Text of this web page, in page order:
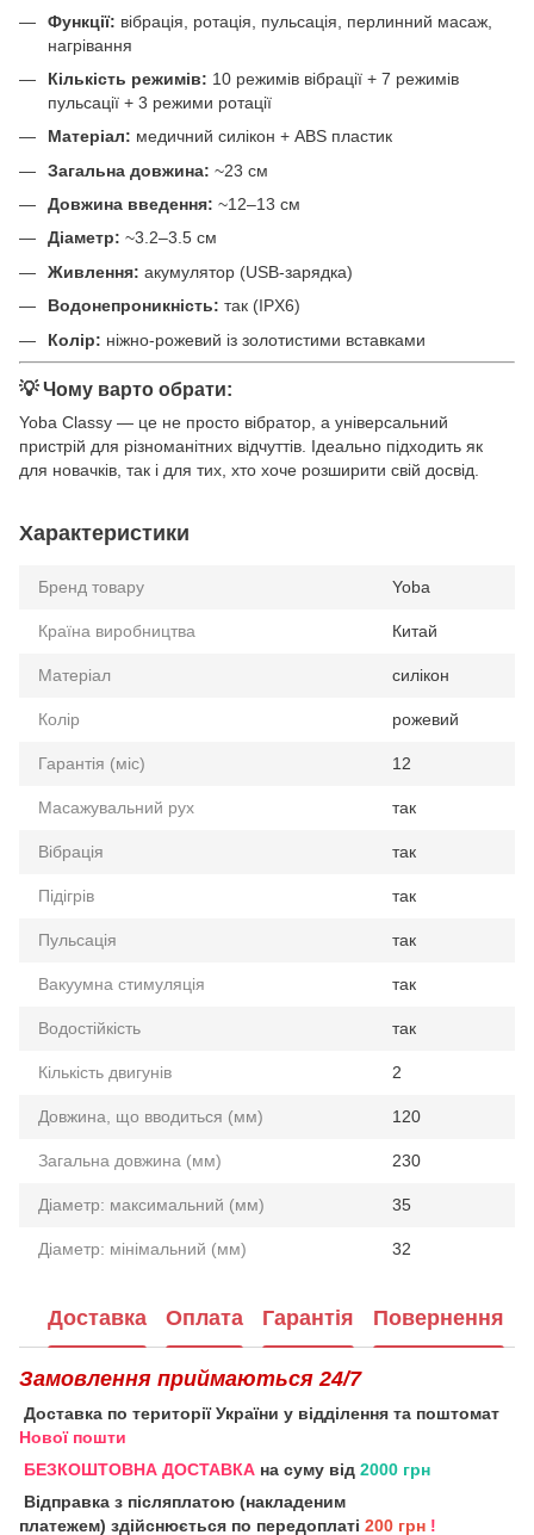
Функції: вібрація, ротація, пульсація, перлинний масаж,
нагрівання
Кількість режимів: 10 режимів вібрації + 7 режимів
пульсації + 3 режими ротації
Матеріал: медичний силікон + ABS пластик
Загальна довжина: ~23 см
Довжина введення: ~12–13 см
Діаметр: ~3.2–3.5 см
Живлення: акумулятор (USB-зарядка)
Водонепроникність: так (IPX6)
Колір: ніжно-рожевий із золотистими вставками
💡 Чому варто обрати:
Yoba Classy — це не просто вібратор, а універсальний
пристрій для різноманітних відчуттів. Ідеально підходить як
для новачків, так і для тих, хто хоче розширити свій досвід.
Характеристики
Бренд товару Yoba
Країна виробництва Китай
Матеріал силікон
Колір рожевий
Гарантія (міс) 12
Масажувальний рух так
Вібрація так
Підігрів так
Пульсація так
Вакуумна стимуляція так
Водостійкість так
Кількість двигунів 2
Довжина, що вводиться (мм) 120
Загальна довжина (мм) 230
Діаметр: максимальний (мм) 35
Діаметр: мінімальний (мм) 32
Доставка Оплата Гарантія Повернення
Замовлення приймаються 24/7
Доставка по території України у відділення та поштомат
Нової пошти
БЕЗКОШТОВНА ДОСТАВКА на суму від 2000 грн
Відправка з післяплатою (накладеним
платежем) здійснюється по передоплаті 200 грн !